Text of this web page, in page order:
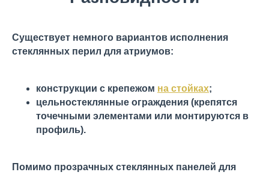
Существует немного вариантов исполнения
стеклянных перил для атриумов:
конструкции с крепежом на стойках;
цельностеклянные ограждения (крепятся
точечными элементами или монтируются в
профиль).
Помимо прозрачных стеклянных панелей для